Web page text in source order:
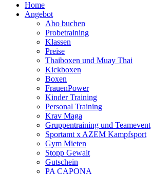
Home
Angebot
Abo buchen
Probetraining
Klassen
Preise
Thaiboxen und Muay Thai
Kickboxen
Boxen
FrauenPower
Kinder Training
Personal Training
Krav Maga
Gruppentraining und Teamevent
Sportamt x AZEM Kampfsport
Gym Mieten
Stopp Gewalt
Gutschein
PA CAPONA